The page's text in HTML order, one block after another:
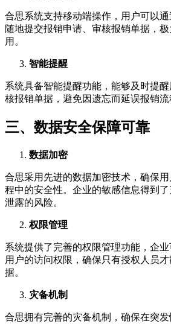
合思系统支持移动端操作，用户可以
随地提交报销申请、审核报销单据，
用。
智能提醒
系统具备智能提醒功能，能够及时提
核报销单据，避免因遗忘而延误报销流
三、数据安全保障可靠
数据加密
合思采用先进的数据加密技术，确保
程中的安全性。企业的敏感信息得到
泄露的风险。
权限管理
系统提供了完善的权限管理功能，企
用户的访问权限，确保只有授权人员
据。
灾备机制
合思拥有完善的灾备机制，确保在突